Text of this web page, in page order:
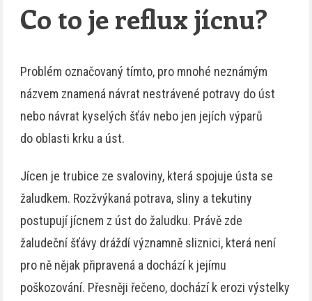
Co to je reflux jícnu?
Problém označovaný tímto, pro mnohé neznámým
názvem znamená návrat nestrávené potravy do úst
nebo návrat kyselých šťáv nebo jen jejích výparů
do oblasti krku a úst.
Jícen je trubice ze svaloviny, která spojuje ústa se
žaludkem. Rozžvýkaná potrava, sliny a tekutiny
postupují jícnem z úst do žaludku. Právě zde
žaludeční šťávy dráždí významně sliznici, která není
pro ně nějak připravená a dochází k jejímu
poškozování. Přesněji řečeno, dochází k erozi výstelky